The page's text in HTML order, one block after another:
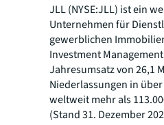
JLL (NYSE:JLL) ist ein
Unternehmen für
gewerblichen
Investment
Jahresumsatz von 26,1
Niederlassungen in
weltweit mehr als
(Stand 31. Dezember